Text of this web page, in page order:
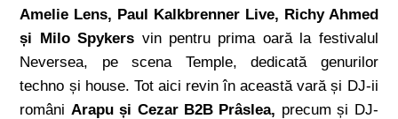
Amelie Lens, Paul Kalkbrenner Live, Richy Ahmed
și Milo Spykers vin pentru prima oară la festivalul
Neversea, pe scena Temple, dedicată genurilor
techno și house. Tot aici revin în această vară și DJ-ii
români Arapu și Cezar B2B Prâslea, precum și DJ-